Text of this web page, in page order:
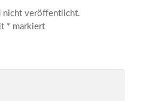
nicht veröffentlicht.
* markiert